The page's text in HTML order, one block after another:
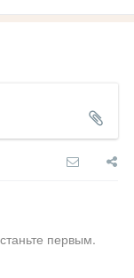
первым.